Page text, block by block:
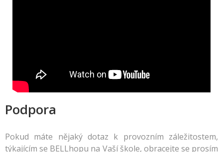
Podpora
Pokud máte nějaký dotaz k provozním záležitostem,
týkajícím se BELLhopu na Vaší škole, obracejte se prosím